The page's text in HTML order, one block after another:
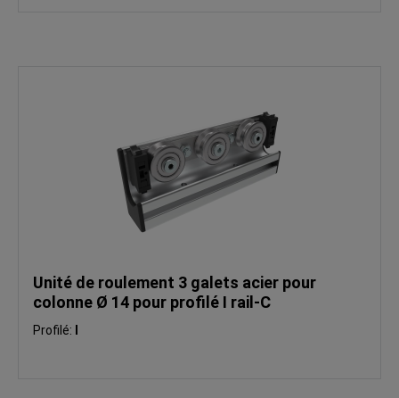
Unité de roulement 3 galets acier pour
colonne Ø 14 pour profilé I rail-C
Profilé: